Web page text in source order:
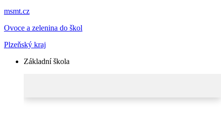
msmt.cz
Ovoce a zelenina do škol
Plzeňský kraj
Základní škola